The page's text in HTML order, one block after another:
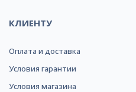
КЛИЕНТУ
Оплата и доставка
Условия гарантии
Условия магазина